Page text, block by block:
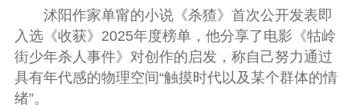
沭阳作家单甯的小说《杀猹》首次公开发表即
入选《收获》2025年度榜单，他分享了电影《牯岭
街少年杀人事件》对创作的启发，称自己努力通过
具有年代感的物理空间“触摸时代以及某个群体的情
绪”。